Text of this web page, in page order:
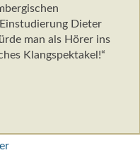
Dieter
man als Hörer ins
Klangspektakel!“